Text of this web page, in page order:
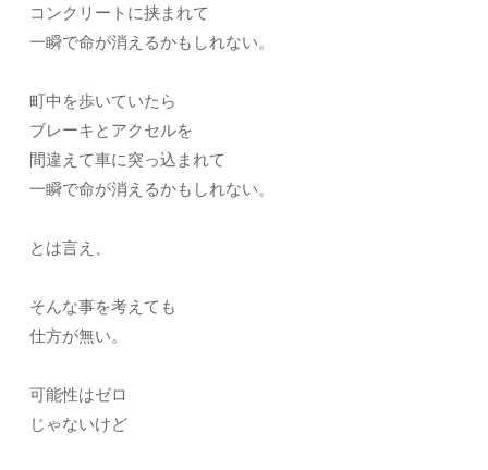
コンクリートに挟まれて
一瞬で命が消えるかもしれない。
町中を歩いていたら
ブレーキとアクセルを
間違えて車に突っ込まれて
一瞬で命が消えるかもしれない。
とは言え、
そんな事を考えても
仕方が無い。
可能性はゼロ
じゃないけど